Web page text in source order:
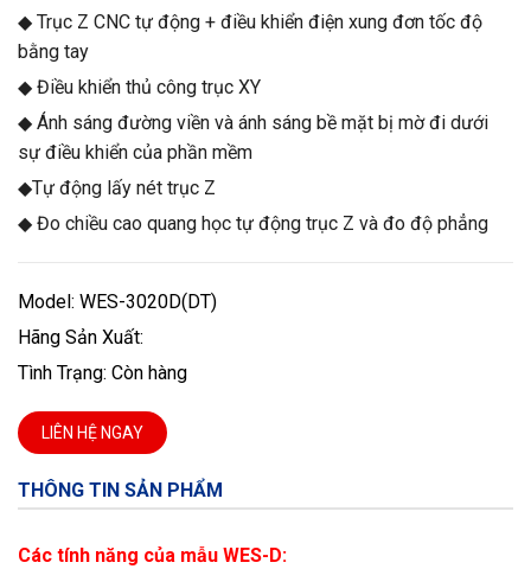
◆ Trục Z CNC tự động + điều khiển điện xung đơn tốc độ
bằng tay
◆ Điều khiển thủ công trục XY
◆ Ánh sáng đường viền và ánh sáng bề mặt bị mờ đi dưới
sự điều khiển của phần mềm
◆Tự động lấy nét trục Z
◆ Đo chiều cao quang học tự động trục Z và đo độ phẳng
Model: WES-3020D(DT)
Hãng Sản Xuất:
Tình Trạng: Còn hàng
LIÊN HỆ NGAY
THÔNG TIN SẢN PHẨM
Các tính năng của mẫu WES-D: